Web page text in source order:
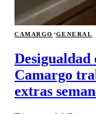
CAMARGO ·GENERAL
Desigualdad
Camargo
extras